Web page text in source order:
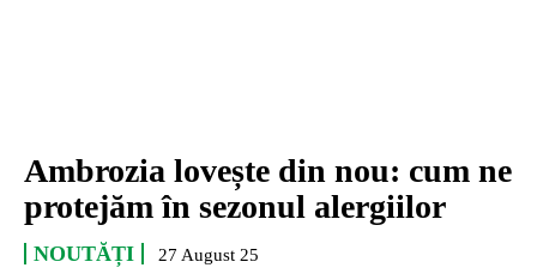
Ambrozia lovește din nou: cum ne
protejăm în sezonul alergiilor
NOUTĂȚI 27 August 25